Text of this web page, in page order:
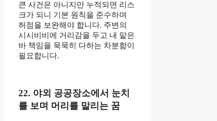
큰 사건은 아니지만 누적되면 리스
크가 되니 기본 원칙을 준수하며
허점을 보완해야 합니다. 주변의
시시비비에 거리감을 두고 내 맡은
바 책임을 묵묵히 다하는 차분함이
필요합니다.
22. 야외 공공장소에서 눈치
를 보며 머리를 말리는 꿈